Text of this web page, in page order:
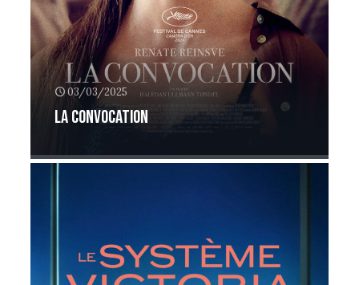
03/03/2025
La convocation